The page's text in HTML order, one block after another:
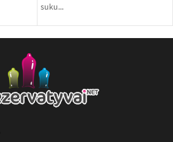
suku...